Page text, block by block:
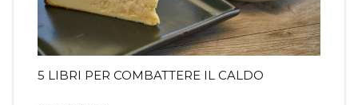
5 LIBRI PER COMBATTERE IL CALDO